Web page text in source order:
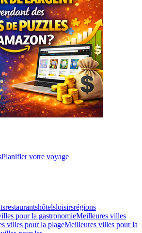
Planifier votre voyage
restaurantshôtelsloisirsrégions
pour la gastronomieMeilleures villes
villes pour la plageMeilleures villes pour la